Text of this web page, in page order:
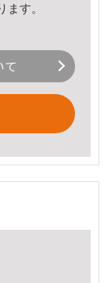
す。
て